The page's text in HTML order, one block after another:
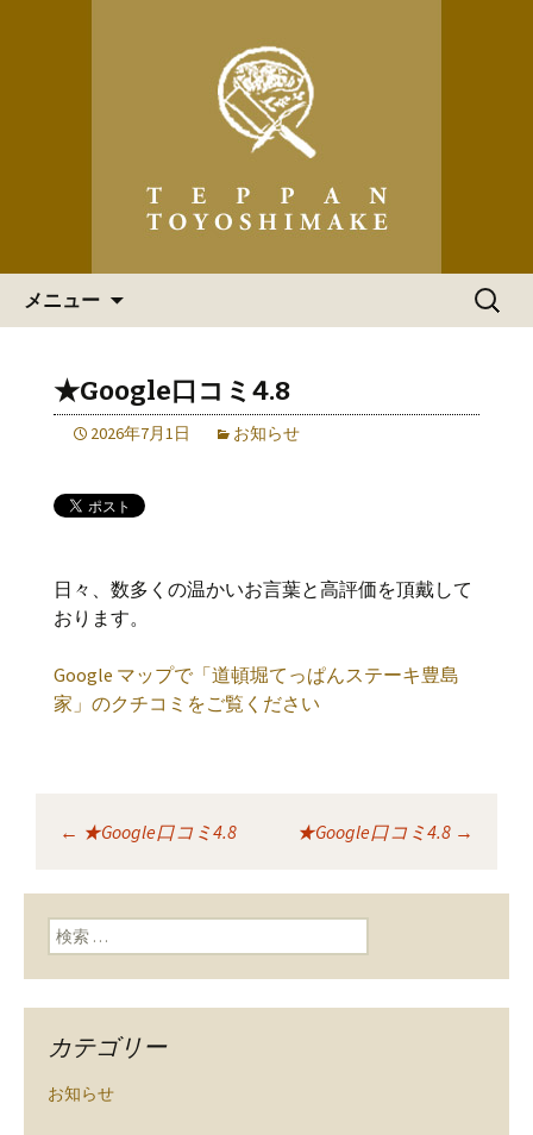
ステーキハウス 道頓堀てっ
ぱん豊島家 からのお知らせ
島家」の最新情報
メニュー
検
★Google口コミ4.8
2026年7月1日 お知らせ
日々、数多くの温かいお言葉と高評価を頂戴して
おります。
Google マップで「道頓堀てっぱんステーキ豊島
家」のクチコミをご覧ください
ン
← ★Google口コミ4.8 ★Google口コミ4.8 →
検索:
カテゴリー
お知らせ